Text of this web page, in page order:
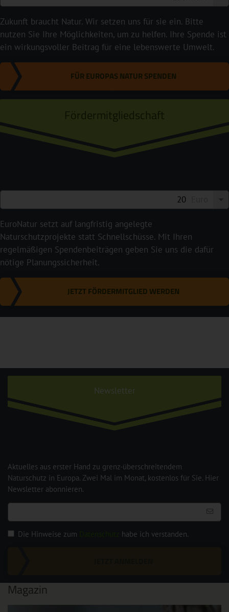
Zukunft braucht Natur. Wir setzen uns für sie ein. Bitte
nutzen Sie Ihre Möglichkeiten, um zu helfen. Ihre Spende ist
ein wirkungsvoller Beitrag für eine lebenswerte Umwelt.
FÜR EUROPAS NATUR SPENDEN
Fördermitgliedschaft
EuroNatur setzt auf langfristig angelegte
Naturschutzprojekte statt Schnellschüsse. Mit Ihren
regelmäßigen Spendenbeiträgen geben Sie uns die dafür
nötige Planungssicherheit.
JETZT FÖRDERMITGLIED WERDEN
Newsletter
Aktuelles aus erster Hand zu grenz-überschreitendem
Naturschutz in Europa. Zwei Mal im Monat, kostenlos für Sie. Hier
Newsletter abonnieren.
Die Hinweise zum habe ich verstanden.
Magazin